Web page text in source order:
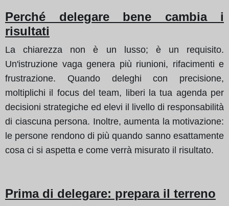
Perché delegare bene cambia i
risultati
La chiarezza non è un lusso; è un requisito.
Un'istruzione vaga genera più riunioni, rifacimenti e
frustrazione. Quando deleghi con precisione,
moltiplichi il focus del team, liberi la tua agenda per
decisioni strategiche ed elevi il livello di responsabilità
di ciascuna persona. Inoltre, aumenta la motivazione:
le persone rendono di più quando sanno esattamente
cosa ci si aspetta e come verrà misurato il risultato.
Prima di delegare: prepara il terreno